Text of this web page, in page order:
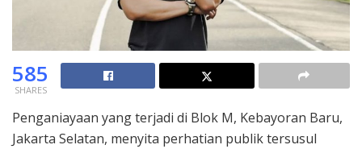
585
SHARES
Penganiayaan yang terjadi di Blok M, Kebayoran Baru,
Jakarta Selatan, menyita perhatian publik tersusul